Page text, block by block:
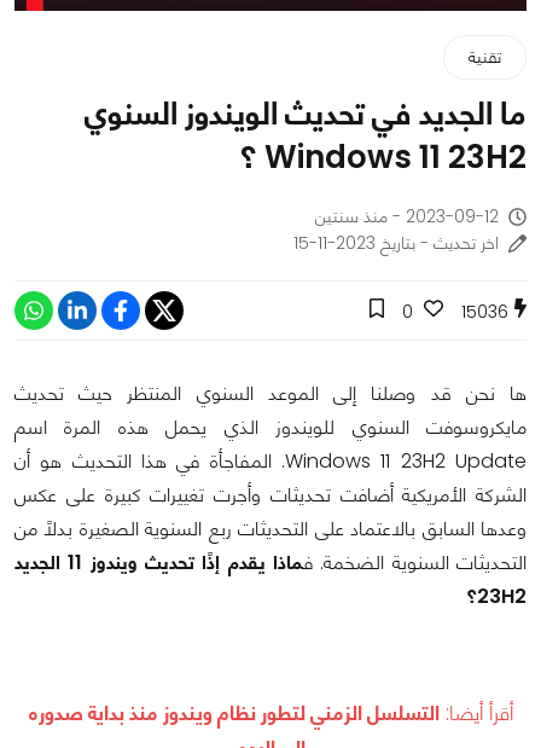
تقنية
ما الجديد في تحديث الويندوز السنوي
Windows 11 23H2 ؟
2023-09-12 - منذ سنتين
اخر تحديث - بتاريخ 2023-11-15
15036
0
ها نحن قد وصلنا إلى الموعد السنوي المنتظر حيث تحديث
مايكروسوفت السنوي للويندوز الذي يحمل هذه المرة اسم
Windows 11 23H2 Update. المفاجأة في هذا التحديث هو أن
الشركة الأمريكية أضافت تحديثات وأجرت تغييرات كبيرة على عكس
وعدها السابق بالاعتماد على التحديثات ربع السنوية الصغيرة بدلًا من
التحديثات السنوية الضخمة. ف
ماذا يقدم إذًا تحديث ويندوز 11 الجديد
23H2؟
أقرأ أيضا:التسلسل الزمني لتطور نظام ويندوز منذ بداية صدوره